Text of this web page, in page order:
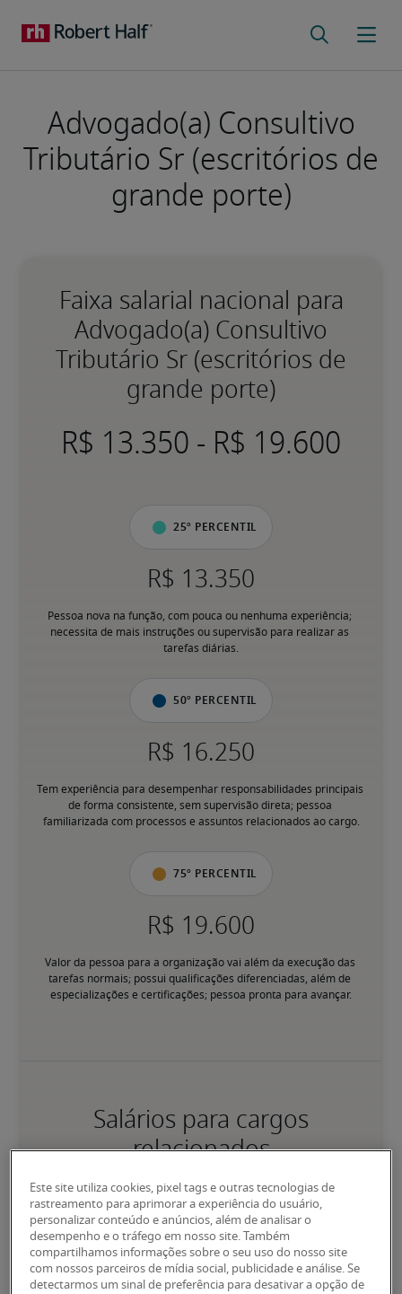
Advogado(a) Consultivo
Tributário Sr (escritórios de
grande porte)
Faixa salarial nacional para
Advogado(a) Consultivo
Tributário Sr (escritórios de
grande porte)
-
25º percentil
Pessoa nova na função, com pouca ou nenhuma experiência;
necessita de mais instruções ou supervisão para realizar as
tarefas diárias.
50º percentil
Tem experiência para desempenhar responsabilidades principais
de forma consistente, sem supervisão direta; pessoa
familiarizada com processos e assuntos relacionados ao cargo.
75º percentil
Valor da pessoa para a organização vai além da execução das
tarefas normais; possui qualificações diferenciadas, além de
especializações e certificações; pessoa pronta para avançar.
Salários para cargos
relacionados
Este site utiliza cookies, pixel tags e outras tecnologias de
rastreamento para aprimorar a experiência do usuário,
personalizar conteúdo e anúncios, além de analisar o
desempenho e o tráfego em nosso site. Também
compartilhamos informações sobre o seu uso do nosso site
com nossos parceiros de mídia social, publicidade e análise. Se
detectarmos um sinal de preferência para desativar a opção de